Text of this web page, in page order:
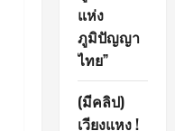
แห่ง
ภูมิปัญญา
ไทย”
(มีคลิป)
เวียงแหง !